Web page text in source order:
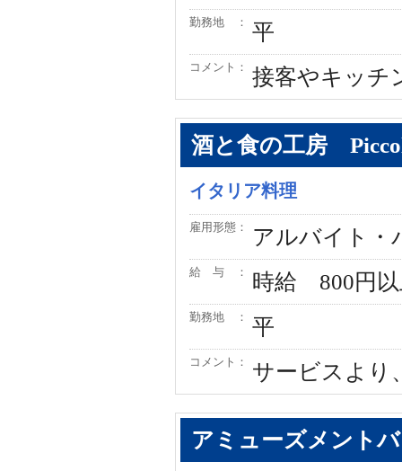
勤務地 ： 平
コメント： 接客やキッチ
酒と食の工房
イタリア料理
雇用形態： アルバイト・
給 与 ： 時給 800円
勤務地 ： 平
コメント： サービスよ
アミューズメント